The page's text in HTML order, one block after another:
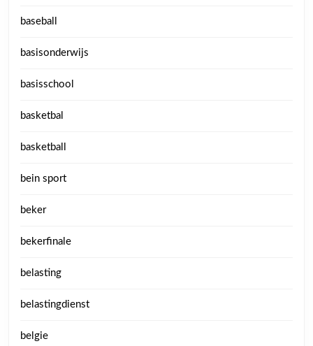
baseball
basisonderwijs
basisschool
basketbal
basketball
bein sport
beker
bekerfinale
belasting
belastingdienst
belgie